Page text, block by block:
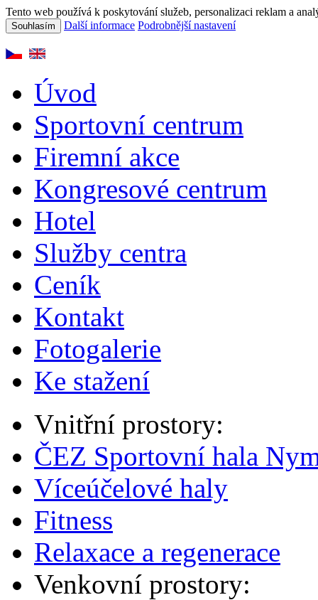
Tento web používá k poskytování služeb, personalizaci reklam a
Souhlasím Další informace Podrobnější nastavení
Úvod
Sportovní centrum
Firemní akce
Kongresové centrum
Hotel
Služby centra
Ceník
Kontakt
Fotogalerie
Ke stažení
Vnitřní prostory:
ČEZ Sportovní hala
Víceúčelové haly
Fitness
Relaxace a regenerace
Venkovní prostory: